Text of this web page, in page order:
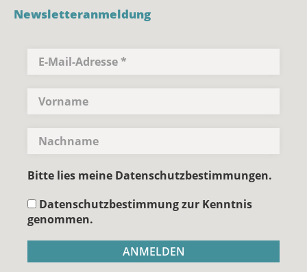
Newsletteranmeldung
Bitte lies meine Datenschutzbestimmungen.
Datenschutzbestimmung zur Kenntnis
genommen.